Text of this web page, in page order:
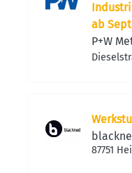
ab
P+W
87751